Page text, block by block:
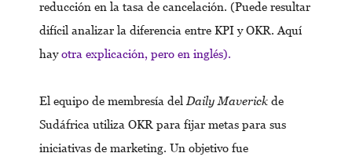
reducción en la tasa de cancelación. (Puede resultar
difícil analizar la diferencia entre KPI y OKR. Aquí
hayotra explicación, pero en inglés).
El equipo de membresía del Daily Maverick de
Sudáfrica utiliza OKR para fijar metas para sus
iniciativas de marketing. Un objetivo fue